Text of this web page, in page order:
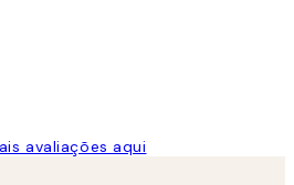
avaliações aqui